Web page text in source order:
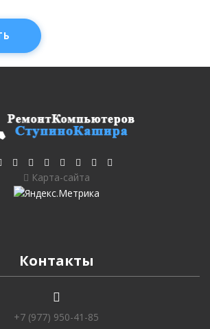
Карта-сайта
Контакты
+7 (977) 950-41-85